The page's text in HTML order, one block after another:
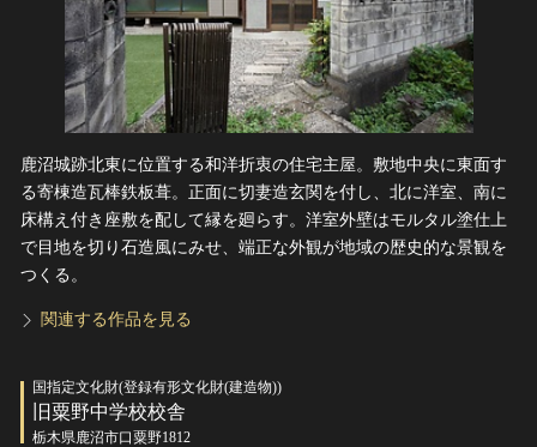
文化遺産データベース
国指定文化財等データベース
鹿沼城跡北東に位置する和洋折衷の住宅主屋。敷地中央に東面す
る寄棟造瓦棒鉄板葺。正面に切妻造玄関を付し、北に洋室、南に
床構え付き座敷を配して縁を廻らす。洋室外壁はモルタル塗仕上
で目地を切り石造風にみせ、端正な外観が地域の歴史的な景観を
つくる。
関連する作品を見る
国指定文化財(登録有形文化財(建造物))
旧粟野中学校校舎
栃木県鹿沼市口粟野1812